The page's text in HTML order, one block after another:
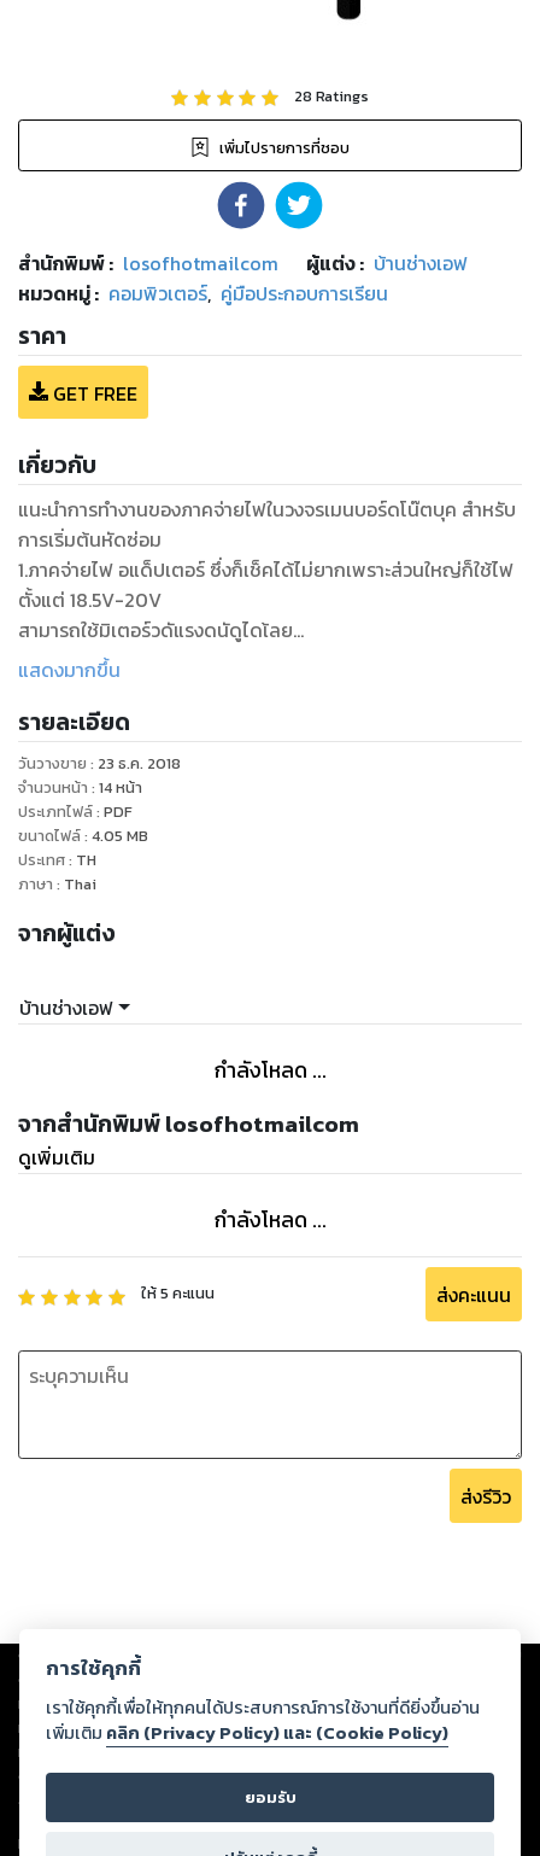
28 Ratings
เพิ่มไปรายการที่ชอบ
สำนักพิมพ์: losofhotmailcom ผู้แต่ง : บ้านช่างเอฟ
หมวดหมู่: คอมพิวเตอร์, คู่มือประกอบการเรียน
ราคา
GET FREE
เกี่ยวกับ
แนะนำการทำงานของภาคจ่ายไฟในวงจรเมนบอร์ดโน๊ตบุค สำหรับ
การเริ่มต้นหัดซ่อม
1.ภาคจ่ายไฟ อแด็ปเตอร์ ซึ่งก็เช็คได้ไม่ยากเพราะส่วนใหญ่ก็ใช้ไฟ
ตั้งแต่ 18.5V-20V
สามารถใช้มิเตอร์วดัแรงดนัดูไดเ้ลย
2.ส่วนของการออนเครื่อง ส่วนนี้ก็คือระบบไฟหลังจากอแด็ปเตอร์
ต่างๆภายในบอร์ด ที่ได้เขียนอธิบายไว้แล้วตั้งแต่ต้น จ าเป็นจะ
ต้องซ่อมในส่วนนี้ให้
ปกติก่อนค่อยข้ามไปขั้นตอนถัดไป***หากไฟไม่ครบไม่ควรอบชิป
3.ส่วนของการ Boot ระบบในที่นี้คือระบบการ Boot ภายใน
เมนบอร์ดไม่เกี่ยวกับการ
Boot Windows หากในข้อ2 ปกติ หลังจากกดสวิทออนเครื่อง
เครื่องจะต้อง Boot ตรงนี้สามรถต่อคีย์บอร์ดเพื่อเทสได้ หลังจา
ลองกดปุ่ม Numlock ที่คีย์บอร์ดถ้าไฟติดแสดงว่าเครื่อง Boot
แล้ว ถ้าไม่ติดแสดงว่า
เครื่องยังไม่ Boot ให้ตรวจซ่อมเฉพาะส่วนที่เกี่ยวข้องเท่านั้น
4.ส่วนของการแสดงภาพ ส่วนนี้จะต่อเนื่องมาจากข้อที่3 เมื่อเครื่อง
Boot แล้วภาพ
จะออกตามมาทันที หากเครื่อง Boot แล้วแต่ภาพไม่ออกก็ตรวจ
ซ่อมเฉพาะส่วนที่
แสดงมากขึ้น
รายละเอียด
วันวางขาย : 23 ธ.ค. 2018
จำนวนหน้า : 14หน้า
ประเภทไฟล์: PDF
ขนาดไฟล์: 4.05 MB
ประเทศ: TH
ภาษา : Thai
จากผู้แต่ง
บ้านช่างเอฟ
กำลังโหลด ...
จากสำนักพิมพ์ losofhotmailcom
ดูเพิ่มเติม
กำลังโหลด ...
ให้5 คะแนน ส่งคะแนน
ส่งรีวิว
Copyright © 2026
ต่อผลงานหรือเนื้อหาใดที่อัปโหลดผ่านเว็บไซต์และปรากฏว่าละเมิดสิทธิใน
ทรัพย์สินทางปัญญาของบุคคลอื่นหรือขัดต่อกฎหมายและศีลธรรม ดังนั้น ผู้อ่าน
ทุกท่านโปรดใช้วิจารณญาณในการกลั่นกรองด้วยตนเอง และหากท่านพบว่าส่วน
หนึ่งส่วนใดขัดต่อกฎหมายและศีลธรรม กรุณาแจ้งมายังบริษัท เพื่อทีมงานจะได้
ดำเนินการในทันที ทั้งนี้ ทางสตอรี่ล็อกขอสงวนลิขสิทธิ์ตามพระราชบัญญัติ
ลิขสิทธิ์ พ.ศ. 2537 (ฉบับล่าสุด)
For support: member@ookbee.com
การใช้คุกกี้
เราใช้คุกกี้เพื่อให้ทุกคนได้ประสบการณ์การใช้งานที่ดียิ่งขึ้นอ่าน
เพิ่มเติม คลิก (Privacy Policy) และ (Cookie Policy)
ยอมรับ